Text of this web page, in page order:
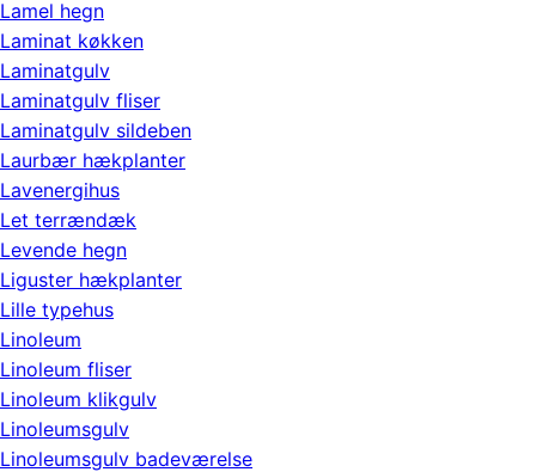
Lamel hegn
Laminat køkken
Laminatgulv
Laminatgulv fliser
Laminatgulv sildeben
Laurbær hækplanter
Lavenergihus
Let terrændæk
Levende hegn
Liguster hækplanter
Lille typehus
Linoleum
Linoleum fliser
Linoleum klikgulv
Linoleumsgulv
Linoleumsgulv badeværelse